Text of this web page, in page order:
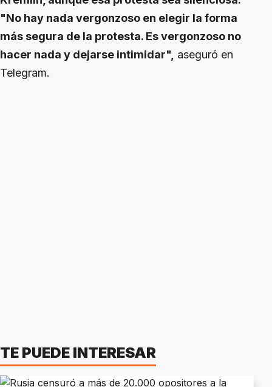
"No hay nada vergonzoso en elegir la forma
más segura de la protesta. Es vergonzoso no
hacer nada y dejarse intimidar", aseguró en
Telegram.
TE PUEDE INTERESAR